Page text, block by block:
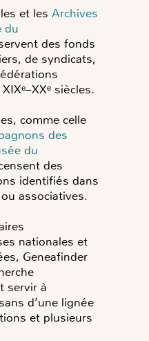
et les Archives
du
des fonds
de syndicats,
siècles.
comme celle
des
du
des
identifiés dans
associatives.
nationales et
Geneafinder
servir à
d’une lignée
et plusieurs